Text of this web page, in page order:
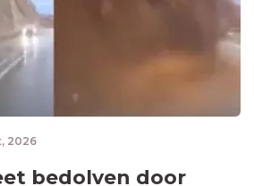
2026
bedolven door